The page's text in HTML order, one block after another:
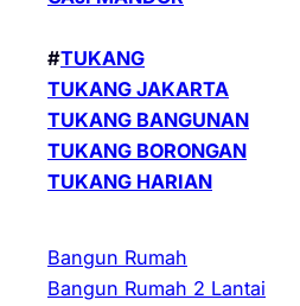
#TUKANG
TUKANG JAKARTA
TUKANG BANGUNAN
TUKANG BORONGAN
TUKANG HARIAN
Bangun Rumah
Bangun Rumah 2 Lantai